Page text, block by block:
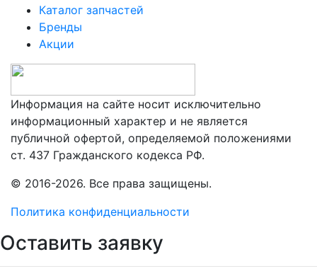
Информация на сайте носит исключительно
информационный характер и не является
публичной офертой, определяемой положениями
ст. 437 Гражданского кодекса РФ.
Каталог запчастей
Бренды
Акции
© 2016-2026. Все права защищены.
Политика конфиденциальности
Оставить заявку